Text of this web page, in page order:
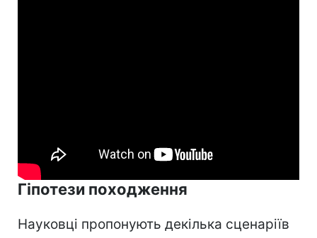
Гіпотези походження
Науковці пропонують декілька сценаріїв